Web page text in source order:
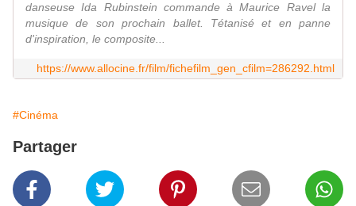
danseuse Ida Rubinstein commande à Maurice Ravel la
musique de son prochain ballet. Tétanisé et en panne
d'inspiration, le composite...
https://www.allocine.fr/film/fichefilm_gen_cfilm=286292.html
#Cinéma
Partager